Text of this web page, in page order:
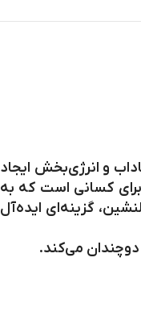
و انرژی‌بخش ایجاد
برای کسانی است که به
گزینه‌ای ایده‌آل
دوچندان می‌کند.